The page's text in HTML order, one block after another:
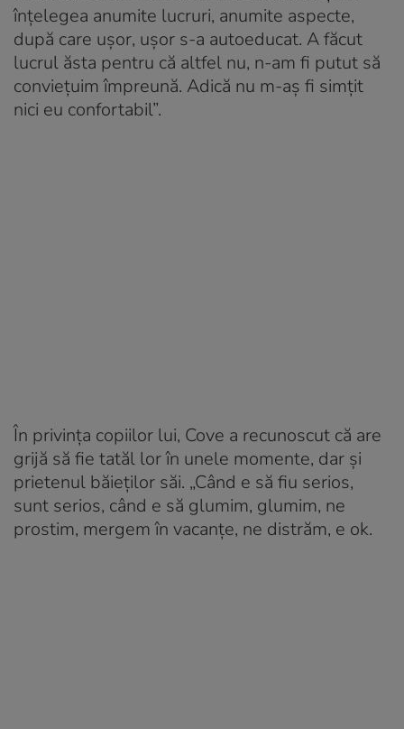
înțelegea anumite lucruri, anumite aspecte,
după care ușor, ușor s-a autoeducat. A făcut
lucrul ăsta pentru că altfel nu, n-am fi putut să
conviețuim împreună. Adică nu m-aș fi simțit
nici eu confortabil”.
În privința copiilor lui, Cove a recunoscut că are
grijă să fie tatăl lor în unele momente, dar și
prietenul băieților săi. „Când e să fiu serios,
sunt serios, când e să glumim, glumim, ne
prostim, mergem în vacanțe, ne distrăm, e ok.